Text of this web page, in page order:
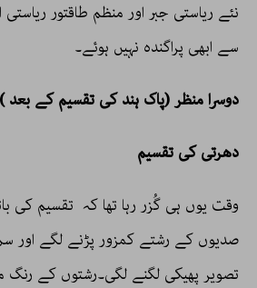
نئے ریاستی جبر اور منظم طاقتور
سے ابھی پراگندہ نہیں ہوئے۔
دوسرا منظر (پاک ہند کی تقسیم کے بعد )
دھرتی کی تقسیم
وقت یوں ہی گُزر رہا تھا کہ تقسیم کی
صدیوں کے رشتے کمزور پڑنے لگے اور
تصویر پھیکی لگنے لگی۔رشتوں کے رنگ